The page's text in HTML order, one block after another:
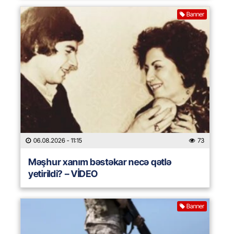
Banner
06.08.2026 - 11:15 73
Məşhur xanım bəstəkar necə qətlə
yetirildi? – VİDEO
Banner